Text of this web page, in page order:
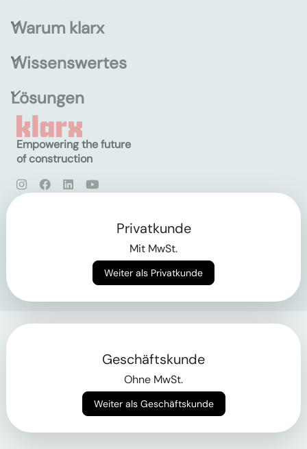
Warum klarx
Wissenswertes
Lösungen
Empowering the future
of construction
AGB
Privatkunde
Mit MwSt.
Weiter als Privatkunde
Geschäftskunde
Ohne MwSt.
Weiter als Geschäftskunde